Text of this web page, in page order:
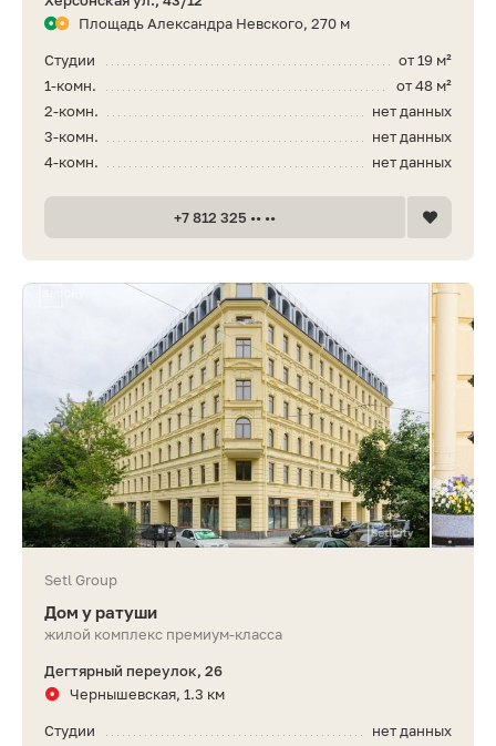
Площадь Александра Невского, 270 м
от 19 м²
Студии
от 48 м²
1-комн.
нет данных
2-комн.
нет данных
3-комн.
нет данных
4-комн.
+7 812 325 •• ••
Setl Group
Дом у ратуши
жилой комплекс премиум-класса
Дегтярный переулок, 26
Чернышевская, 1.3 км
нет данных
Студии